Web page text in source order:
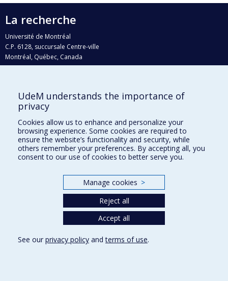
La recherche
Université de Montréal
C.P. 6128, succursale Centre-ville
Montréal, Québec, Canada
H3C 3J7
Qui fait quoi?
Nous trouver
Plan du site
Accessibilité
UdeM understands the importance of
privacy
Cookies allow us to enhance and personalize your
browsing experience. Some cookies are required to
ensure the website’s functionality and security, while
others remember your preferences. By accepting all, you
consent to our use of cookies to better serve you.
Manage cookies >
Reject all
Accept all
See our privacy policy andterms of use.